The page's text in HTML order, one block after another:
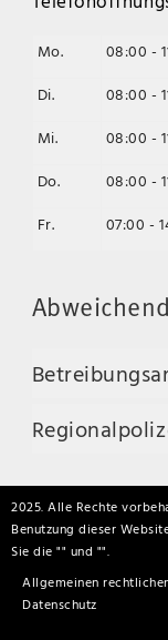
Mo. 08:00 -
Di.
08:00 -
Mi.
08:00 -
Do.
08:00 -
Fr.
07:00 -
2025. Alle Rechte
Benutzung dieser
Sie die "
Allgemeinen
Datenschutz
" und "".